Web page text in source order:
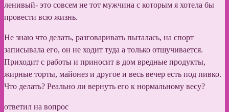
ленивый- это совсем не тот мужчина с которым я хотела бы
провести всю жизнь.
Не знаю что делать, разговаривать пыталась, на спорт
записывала его, он не ходит туда а только отшучивается.
Приходит с работы и приносит в дом вредные продукты,
жирные торты, майонез и другое и весь вечер есть под пивко.
Что делать? Реально ли вернуть его к нормальному весу?
ответил на вопрос